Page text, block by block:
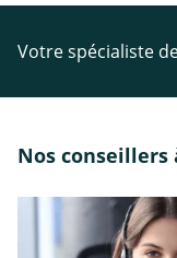
Votre spécialiste
Nos conseillers